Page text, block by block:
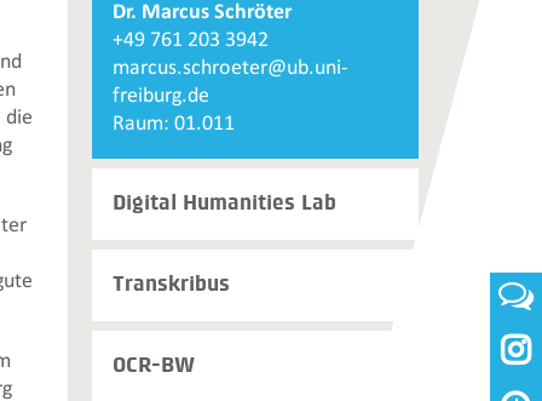
die
Informationen
und
Kontakte
Dr. Marcus Schröter
+49 761 203 3942
marcus.schroeter@ub.uni-
freiburg.de
Raum: 01.011
Digital Humanities Lab
Transkribus
OCR-BW 